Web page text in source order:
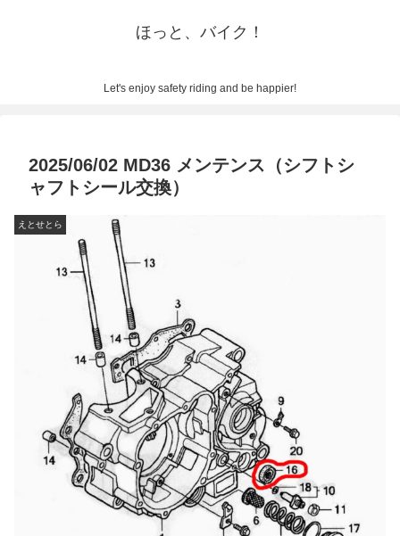
ほっと、バイク！
Let's enjoy safety riding and be happier!
2025/06/02 MD36 メンテンス（シフトシ
ャフトシール交換）
えとせとら